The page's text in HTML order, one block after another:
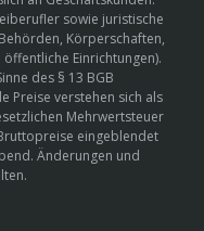
sowie juristische
Körperschaften,
Einrichtungen).
des § 13 BGB
Preise verstehen sich als
Mehrwertsteuer
eingeblendet
Änderungen und